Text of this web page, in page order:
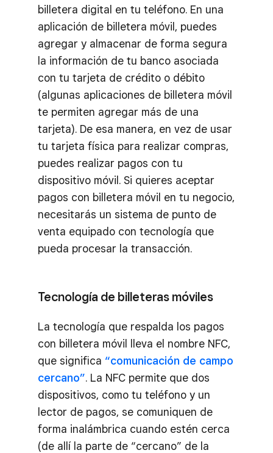
billetera digital en tu teléfono. En una
aplicación de billetera móvil, puedes
agregar y almacenar de forma segura
la información de tu banco asociada
con tu tarjeta de crédito o débito
(algunas aplicaciones de billetera móvil
te permiten agregar más de una
tarjeta). De esa manera, en vez de usar
tu tarjeta física para realizar compras,
puedes realizar pagos con tu
dispositivo móvil. Si quieres aceptar
pagos con billetera móvil en tu negocio,
necesitarás un sistema de punto de
venta equipado con tecnología que
pueda procesar la transacción.
Tecnología de billeteras móviles
La tecnología que respalda los pagos
con billetera móvil lleva el nombre NFC,
que significa “comunicación de campo
cercano”. La NFC permite que dos
dispositivos, como tu teléfono y un
lector de pagos, se comuniquen de
forma inalámbrica cuando estén cerca
(de allí la parte de “cercano” de la